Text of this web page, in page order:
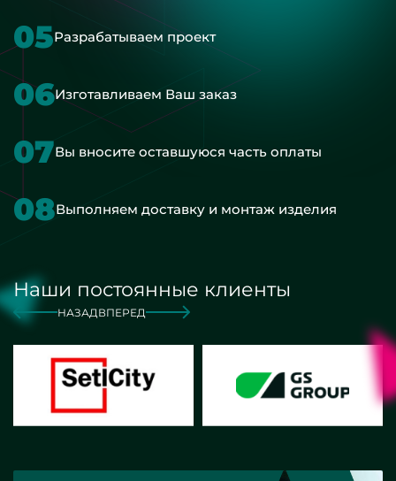
05Разрабатываем проект
06Изготавливаем Ваш заказ
07Вы вносите оставшуюся часть оплаты
08Выполняем доставку и монтаж изделия
Наши постоянные клиенты
НАЗАД ВПЕРЕД